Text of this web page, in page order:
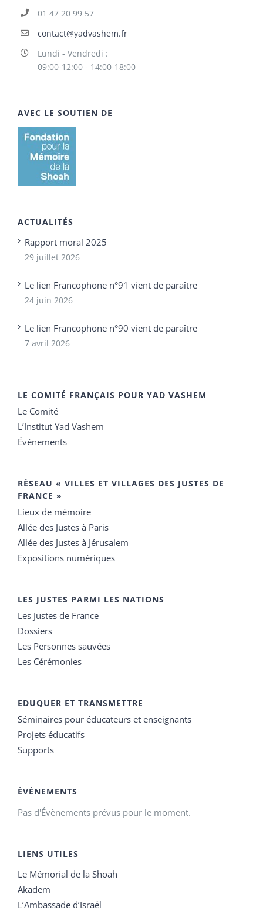
01 47 20 99 57
contact@yadvashem.fr
Lundi - Vendredi :
09:00-12:00 - 14:00-18:00
AVEC LE SOUTIEN DE
ACTUALITÉS
Rapport moral 2025
29 juillet 2026
Le lien Francophone n°91 vient de paraître
24 juin 2026
Le lien Francophone n°90 vient de paraître
7 avril 2026
LE COMITÉ FRANÇAIS POUR YAD VASHEM
Le Comité
L’Institut Yad Vashem
Événements
RÉSEAU « VILLES ET VILLAGES DES JUSTES DE
FRANCE »
Lieux de mémoire
Allée des Justes à Paris
Allée des Justes à Jérusalem
Expositions numériques
LES JUSTES PARMI LES NATIONS
Les Justes de France
Dossiers
Les Personnes sauvées
Les Cérémonies
EDUQUER ET TRANSMETTRE
Séminaires pour éducateurs et enseignants
Projets éducatifs
Supports
ÉVÉNEMENTS
Pas d'Évènements prévus pour le moment.
LIENS UTILES
Le Mémorial de la Shoah
Akadem
L’Ambassade d’Israël